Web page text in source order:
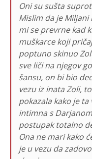
Oni su sušta
Mislim da je
mi se prevrne kad
muškarce koji
poptuno skinuo
sve liči na njegov
šansu, on bi bio
vezu iz inata Zoli,
pokazala kako je
intimna s
postupak totalno
Ona ne mari kako
je u vezu da